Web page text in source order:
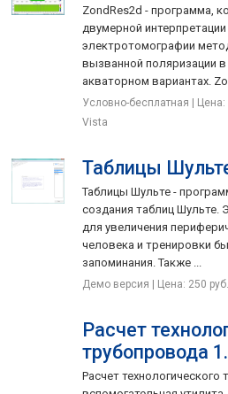
ZondRes2d - программа,
двумерной
электротомографии
вызванной поляризации
акваторном вариантах.
Условно-бесплатная | Цена:
Vista
Таблицы
Таблицы Шульте -
создания таблиц Шульте.
для увеличения
человека и тренировки
запоминания. Также ...
Демо версия | Цена: 250 руб.
Расчет
трубопровода
Расчет